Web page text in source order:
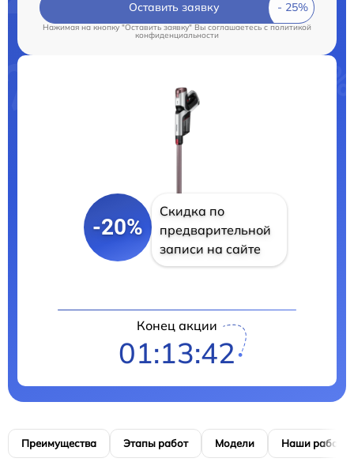
Оставить заявку
Нажимая на кнопку "Оставить заявку" Вы соглашаетесь c политикой
конфиденциальности
-20%
Скидка по
предварительной
записи на сайте
Конец акции
01:13:41
Преимущества Этапы работ Модели Наши работы